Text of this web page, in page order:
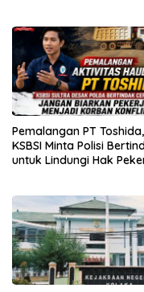
Pemalangan PT Toshida,
KSBSI Minta Polisi
untuk Lindungi Hak